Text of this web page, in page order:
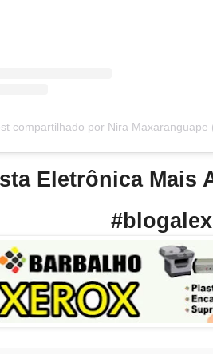
compartilhado por Nira Maxaranguape
Eletrônica Mais